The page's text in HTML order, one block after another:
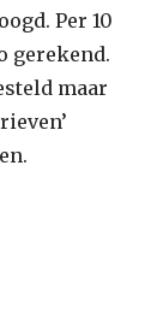
Per 10
gerekend.
maar